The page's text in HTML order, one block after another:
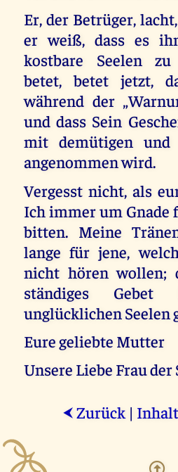
Er, der Betrüger,
er weiß, dass es
kostbare Seelen
betet, betet jetzt,
während der
und dass Sein
mit demütigen und
angenommen wird.
Vergesst nicht, als
Ich immer um Gnade
bitten. Meine
lange für jene,
nicht hören wollen;
ständiges Gebet
unglücklichen Seelen
Eure geliebte Mutter
Unsere Liebe Frau der
⮜ Zurück | Inhalt